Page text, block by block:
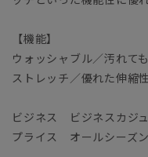
【機能】
ウォッシャブル／汚れて
ストレッチ／優れた伸縮
ビジネス ビジネスカ
プライス オールシーズン